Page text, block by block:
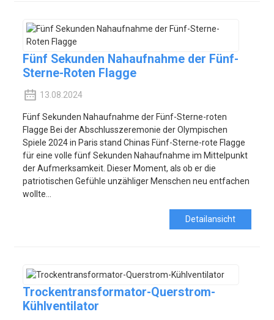
Fünf Sekunden Nahaufnahme der Fünf-
Sterne-Roten Flagge
13.08.2024
Fünf Sekunden Nahaufnahme der Fünf-Sterne-roten
Flagge Bei der Abschlusszeremonie der Olympischen
Spiele 2024 in Paris stand Chinas Fünf-Sterne-rote Flagge
für eine volle fünf Sekunden Nahaufnahme im Mittelpunkt
der Aufmerksamkeit. Dieser Moment, als ob er die
patriotischen Gefühle unzähliger Menschen neu entfachen
wollte...
Detailansicht
Trockentransformator-Querstrom-
Kühlventilator